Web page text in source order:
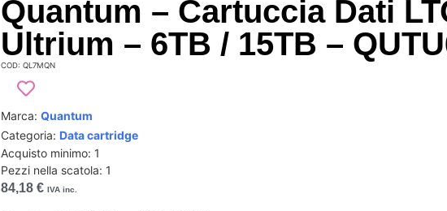
Quantum – Cartuccia Dati
Ultrium – 6TB / 15TB –
COD: QL7MQN
Marca:Quantum
Categoria:Data cartridge
Acquisto minimo: 1
Pezzi nella scatola: 1
84,18€ IVA inc.